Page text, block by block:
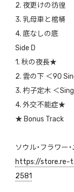
2. 夜更けの彷徨
3. 乳母車と棺桶
4. 底なしの底
Side D
1. 秋の夜長★
2. 雲の下 ＜90
3. 杓子定木 ＜
4. 外交不能症★
★ Bonus Track
ソウル・フラワー
https://store.re-
2581